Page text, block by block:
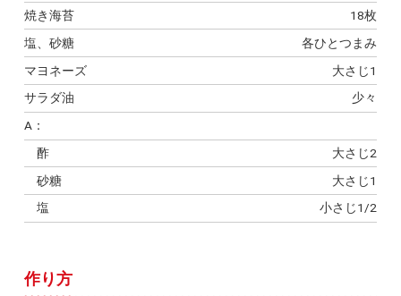
焼き海苔
18枚
塩、砂糖
各ひとつまみ
マヨネーズ
大さじ1
サラダ油
少々
A：
酢
大さじ2
砂糖
大さじ1
塩
小さじ1/2
作り方